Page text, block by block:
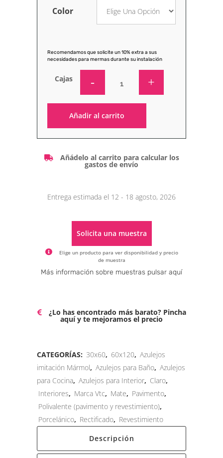
Color
Recomendamos que solicite un 10% extra a sus
necesidades para mermas durante su instalación
Cajas
Añadir al carrito
Añádelo al carrito para calcular los
gastos de envío
Entrega estimada el 12 - 18 agosto, 2026
Solicita una muestra
Elige un producto para ver disponibilidad y precio
de muestra
Alternative:
Más información sobre muestras pulsar aquí
¿Lo has encontrado más barato? Pincha
aquí y te mejoramos el precio
CATEGORÍAS: 30x60, 60x120, Azulejos
imitación Mármol, Azulejos para Baño, Azulejos
para Cocina, Azulejos para Interior, Claro,
Interiores, Marca Vtc, Mate, Pavimento,
Polivalente (pavimento y revestimiento),
Porcelánico, Rectificado, Revestimiento
Descripción